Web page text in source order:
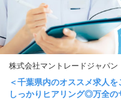
株式会社マントレードジャパン
＜千葉県内のオススメ求人
しっかりヒアリング◎万全の